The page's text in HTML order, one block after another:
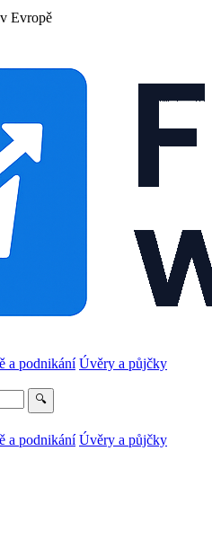
Evropě
a podnikání Úvěry a půjčky
🔍
a podnikání Úvěry a půjčky